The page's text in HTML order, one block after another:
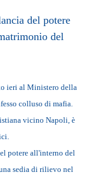
del potere
del
ieri al Ministero della
colluso di mafia.
vicino Napoli, è
potere all'interno del
sedia di rilievo nel